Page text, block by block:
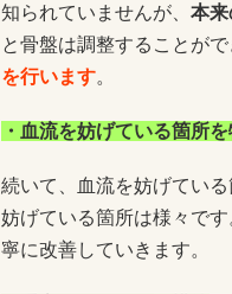
知られていませんが、 本
と骨盤は調整することが
を行います。
・血流を妨げている箇所
続いて、血流を妨げてい
妨げている箇所は様々で
寧に改善していきます。